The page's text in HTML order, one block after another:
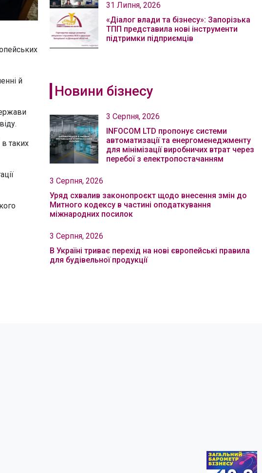
й
таких
31 Липня, 2026
«Діалог влади та бізнесу»: Запорізька
ТПП представила нові інструменти
підтримки підприємців
Новини бізнесу
3 Серпня, 2026
INFOCOM LTD пропонує системи
автоматизації та енергоменеджменту
для мінімізації виробничих втрат через
перебої з електропостачанням
3 Серпня, 2026
Уряд схвалив законопроєкт щодо внесення змін до
Митного кодексу в частині оподаткування
міжнародних посилок
3 Серпня, 2026
В Україні триває перехід на нові європейські правила
для будівельної продукції